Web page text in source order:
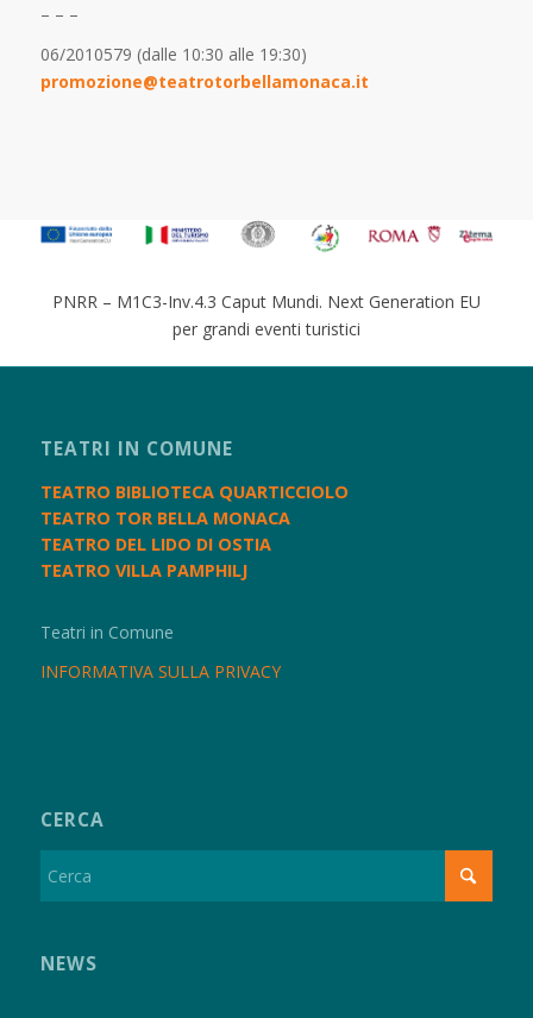
– – –
06/2010579 (dalle 10:30 alle 19:30)
promozione@teatrotorbellamonaca.it
PNRR – M1C3-Inv.4.3 Caput Mundi. Next Generation EU
per grandi eventi turistici
TEATRI IN COMUNE
TEATRO BIBLIOTECA QUARTICCIOLO
TEATRO TOR BELLA MONACA
TEATRO DEL LIDO DI OSTIA
TEATRO VILLA PAMPHILJ
Teatri in Comune
INFORMATIVA SULLA PRIVACY
CERCA
NEWS